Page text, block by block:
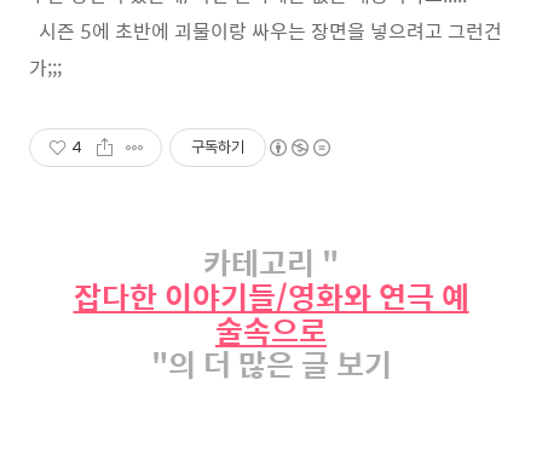
시즌 5에 초반에 괴물이랑 싸우는 장면을 넣으려고 그런건
가;;;
4 구독하기
카테고리 "
잡다한 이야기들/영화와 연극 예
술속으로
"의 더 많은 글 보기